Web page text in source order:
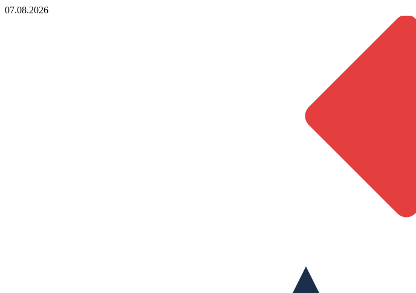
07.08.2026